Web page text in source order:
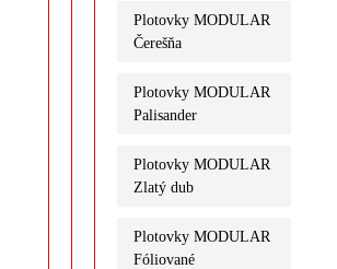
Plotovky MODULAR
Čerešňa
Plotovky MODULAR
Palisander
Plotovky MODULAR
Zlatý dub
Plotovky MODULAR
Fóliované